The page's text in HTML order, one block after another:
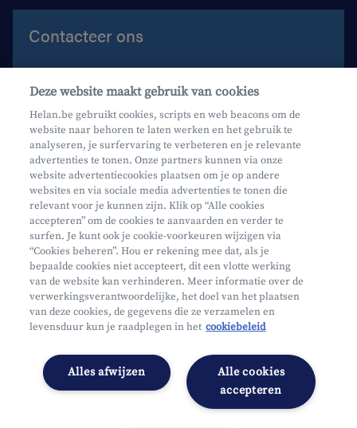
Contacteer ons
Contacteer ons
Maak een afspraak
Waar vind je ons?
Mifid
Privacy
Juridische info
Onderworpen aan de controle van CDZ
Toegankelijkheidsverklaring
Cookies beheren
Deze website maakt gebruik van cookies
Helan.be gebruikt cookies, scripts en web beacons om de
website naar behoren te laten werken en het gebruik te
analyseren, je surfervaring te verbeteren en je relevante
advertenties te tonen. Onze partners kunnen via onze
website advertentiecookies plaatsen om je op andere
websites en via sociale media advertenties te tonen die
relevant voor je kunnen zijn. Klik op “Alle cookies
accepteren” om de cookies te aanvaarden en verder te
surfen. Je kunt ook je cookie-voorkeuren wijzigen via
“Cookies beheren”. Hou er rekening mee dat, als je
bepaalde cookies niet accepteert, dit een vlotte werking
van de website kan verhinderen. Meer informatie over de
verwerkingsverantwoordelijke, het doel van het plaatsen
van deze cookies, de gegevens die ze verzamelen en
levensduur kun je raadplegen in het cookiebeleid
Alle cookies
accepteren
Alles afwijzen